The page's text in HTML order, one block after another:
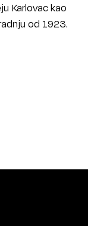
Karlovac kao
od 1923.